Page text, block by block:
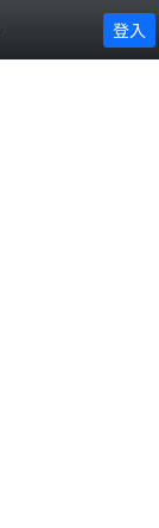
登入